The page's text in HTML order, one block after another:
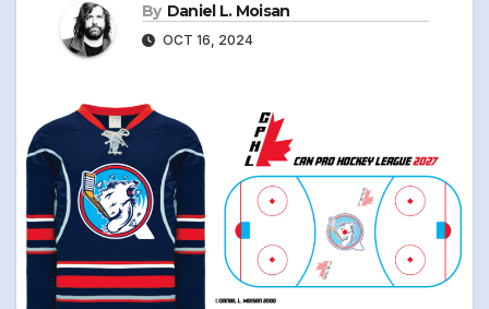
By Daniel L. Moisan
OCT 16, 2024